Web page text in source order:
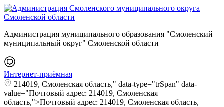
Администрация муниципального образования "Смоленский
муниципальный округ" Смоленской области
Интернет-приёмная
214019, Смоленская область," data-type="trSpan" data-
value="Почтовый адрес: 214019, Смоленская
область,">Почтовый адрес: 214019, Смоленская область,